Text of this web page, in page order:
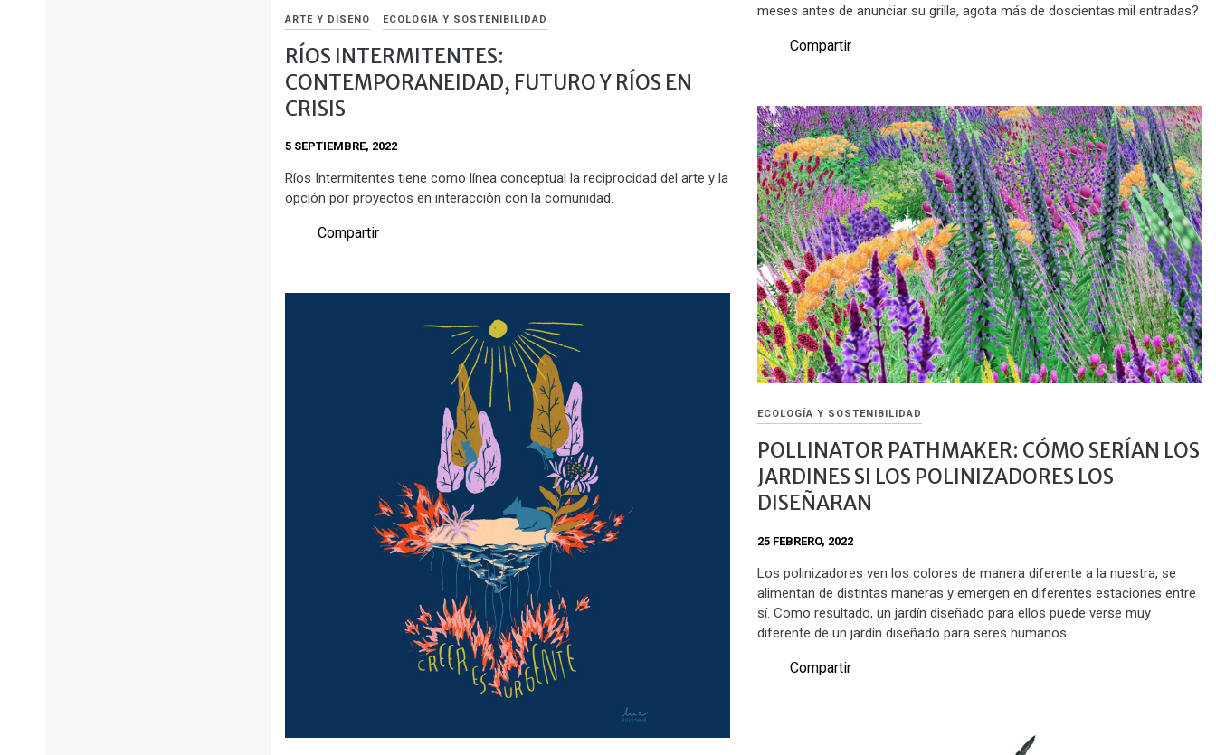
meses antes de anunciar su grilla, agota más de doscientas mil entradas?
Compartir
ARTE Y DISEÑO ECOLOGÍA Y SOSTENIBILIDAD
RÍOS INTERMITENTES:
CONTEMPORANEIDAD, FUTURO Y RÍOS EN
CRISIS
5 SEPTIEMBRE, 2022
Ríos Intermitentes tiene como línea conceptual la reciprocidad del arte y la
opción por proyectos en interacción con la comunidad.
Compartir
ECOLOGÍA Y SOSTENIBILIDAD
POLLINATOR PATHMAKER: CÓMO SERÍAN LOS
JARDINES SI LOS POLINIZADORES LOS
DISEÑARAN
25 FEBRERO, 2022
Los polinizadores ven los colores de manera diferente a la nuestra, se
alimentan de distintas maneras y emergen en diferentes estaciones entre
sí. Como resultado, un jardín diseñado para ellos puede verse muy
diferente de un jardín diseñado para seres humanos.
Compartir